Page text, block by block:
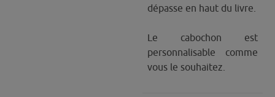
dépasse en haut du livre.
Le cabochon est
personnalisable comme
vous le souhaitez.